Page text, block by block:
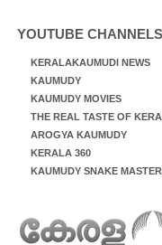
YOUTUBE CHANNELS
KERALAKAUMUDI NEWS
KAUMUDY
KAUMUDY MOVIES
THE REAL TASTE OF
AROGYA KAUMUDY
KERALA 360
KAUMUDY SNAKE MASTER